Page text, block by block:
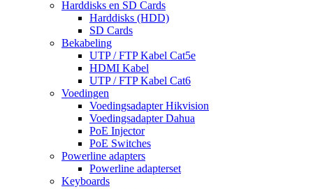
Harddisks en SD Cards
Harddisks (HDD)
SD Cards
Bekabeling
UTP / FTP Kabel Cat5e
HDMI Kabel
UTP / FTP Kabel Cat6
Voedingen
Voedingsadapter Hikvision
Voedingsadapter Dahua
PoE Injector
PoE Switches
Powerline adapters
Powerline adapterset
Keyboards